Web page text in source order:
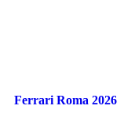
Ferrari Roma 2026